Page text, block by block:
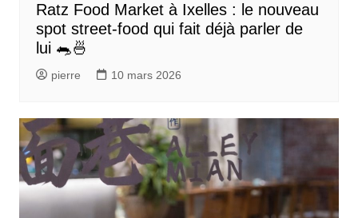
Ratz Food Market à Ixelles : le nouveau
spot street-food qui fait déjà parler de
lui 🐀🍜
pierre 10 mars 2026